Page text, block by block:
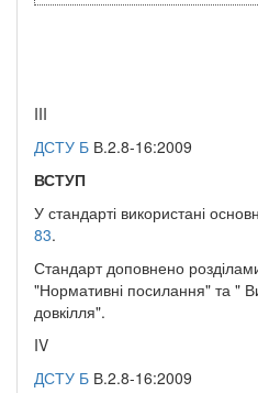
III
ДСТУ Б В.2.8-16:2009
ВСТУП
У стандарті використані
83.
Стандарт доповнено
"Нормативні посилання" та "
довкілля".
IV
ДСТУ Б В.2.8-16:2009